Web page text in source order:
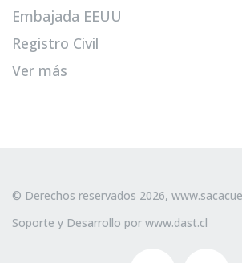
Embajada EEUU
Registro Civil
Ver más
© Derechos reservados 2026,
Soporte y Desarrollo por www.dast.cl